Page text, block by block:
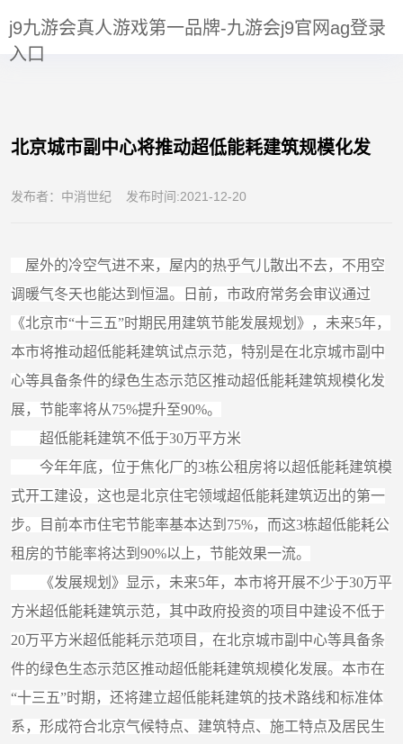
戏第一品牌
j9九游会真人游戏第一品牌-九游会j9官网ag登录
入口
PARTNERS
北京城市副中心将推动超低能耗建筑规模化发
发布者：中消世纪 发布时间:2021-12-20
屋外的冷空气进不来，屋内的热乎气儿散出不去，不用空
调暖气冬天也能达到恒温。日前，市政府常务会审议通过
《北京市“十三五”时期民用建筑节能发展规划》，未来5年，
本市将推动超低能耗建筑试点示范，特别是在北京城市副中
心等具备条件的绿色生态示范区推动超低能耗建筑规模化发
展，节能率将从75%提升至90%。
超低能耗建筑不低于30万平方米
今年年底，位于焦化厂的3栋公租房将以超低能耗建筑模
式开工建设，这也是北京住宅领域超低能耗建筑迈出的第一
步。目前本市住宅节能率基本达到75%，而这3栋超低能耗公
租房的节能率将达到90%以上，节能效果一流。
《发展规划》显示，未来5年，本市将开展不少于30万平
方米超低能耗建筑示范，其中政府投资的项目中建设不低于
20万平方米超低能耗示范项目，在北京城市副中心等具备条
件的绿色生态示范区推动超低能耗建筑规模化发展。本市在
“十三五”时期，还将建立超低能耗建筑的技术路线和标准体
系，形成符合北京气候特点、建筑特点、施工特点及居民生